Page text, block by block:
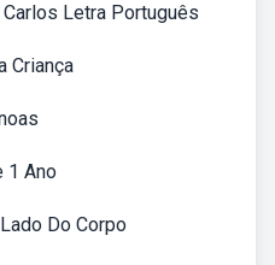
Letra Português
Criança
1 Ano
Do Corpo